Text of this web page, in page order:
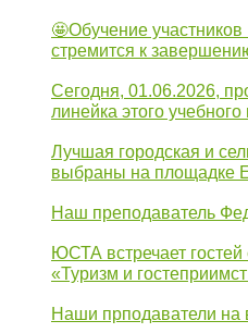
🤩Обучение участников
стремится к
Сегодня, 01.06.2026,
линейка этого учебного
Лучшая городская и
выбраны на площадке
Наш преподаватель
ЮСТА встречает гостей
«Туризм и
Наши прподаватели